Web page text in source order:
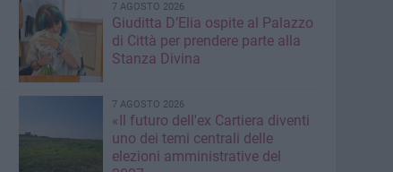
7 AGOSTO 2026
Giuditta D’Elia ospite al Palazzo
di Città per prendere parte alla
Stanza Divina
7 AGOSTO 2026
«Il futuro dell'ex Cartiera diventi
uno dei temi centrali delle
elezioni amministrative del